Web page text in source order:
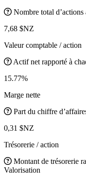
Nombre total
7,68 $NZ
Valeur comptable / action
Actif net rapporté à
15.77%
Marge nette
Part du chiffre
0,31 $NZ
Trésorerie / action
Montant de trésorerie
Valorisation